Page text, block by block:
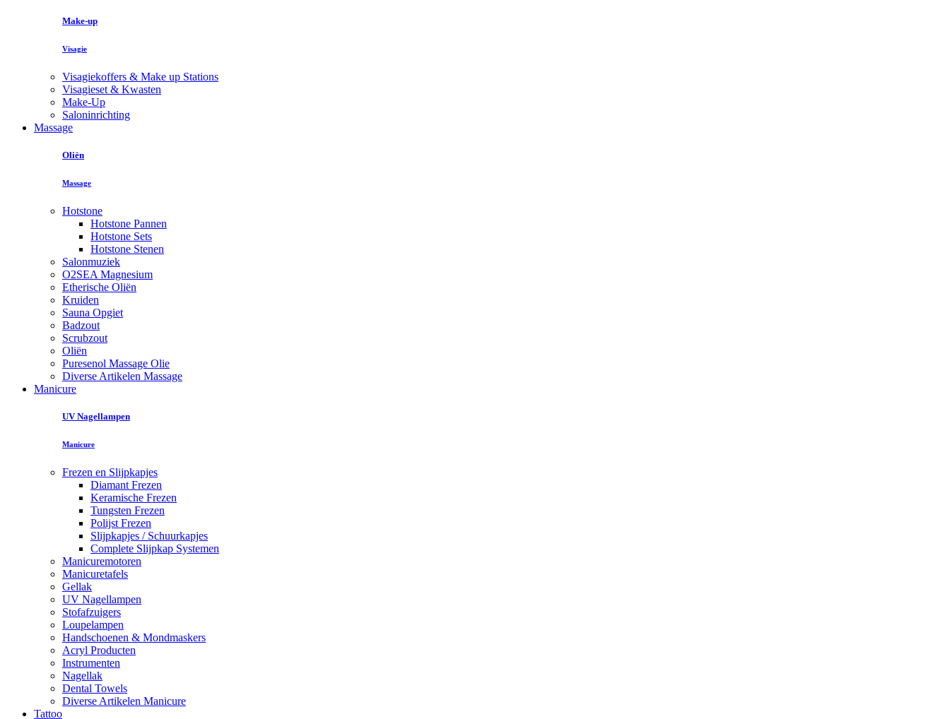
Make-up
Visagie
Visagiekoffers & Make up Stations
Visagieset & Kwasten
Make-Up
Saloninrichting
Massage
Oliën
Massage
Hotstone
Hotstone Pannen
Hotstone Sets
Hotstone Stenen
Salonmuziek
O2SEA Magnesium
Etherische Oliën
Kruiden
Sauna Opgiet
Badzout
Scrubzout
Oliën
Puresenol Massage Olie
Diverse Artikelen Massage
Manicure
UV Nagellampen
Manicure
Frezen en Slijpkapjes
Diamant Frezen
Keramische Frezen
Tungsten Frezen
Polijst Frezen
Slijpkapjes / Schuurkapjes
Complete Slijpkap Systemen
Manicuremotoren
Manicuretafels
Gellak
UV Nagellampen
Stofafzuigers
Loupelampen
Handschoenen & Mondmaskers
Acryl Producten
Instrumenten
Nagellak
Dental Towels
Diverse Artikelen Manicure
Tattoo